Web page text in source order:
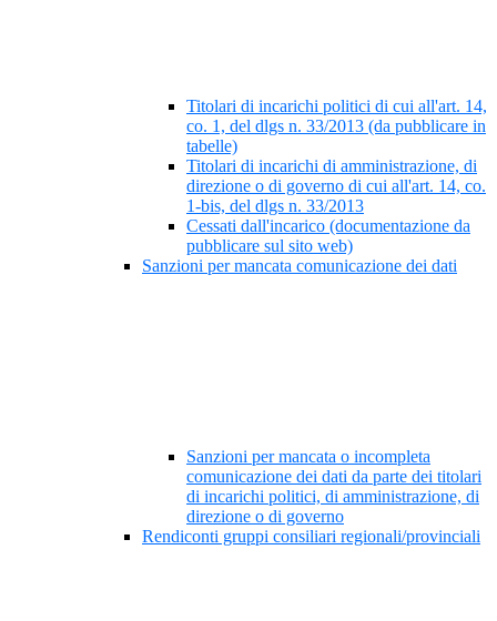
Titolari di incarichi politici di cui all'art. 14,
co. 1, del dlgs n. 33/2013 (da pubblicare in
tabelle)
Titolari di incarichi di amministrazione, di
direzione o di governo di cui all'art. 14, co.
1-bis, del dlgs n. 33/2013
Cessati dall'incarico (documentazione da
pubblicare sul sito web)
Sanzioni per mancata comunicazione dei dati
Sanzioni per mancata o incompleta
comunicazione dei dati da parte dei titolari
di incarichi politici, di amministrazione, di
direzione o di governo
Rendiconti gruppi consiliari regionali/provinciali